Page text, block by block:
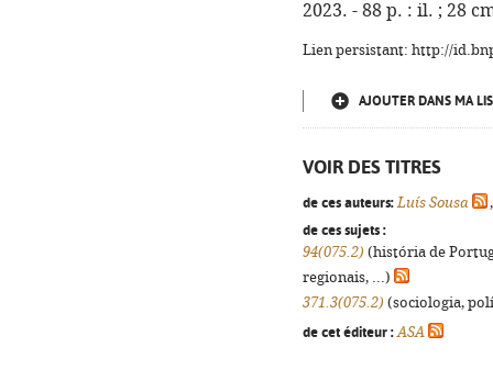
2023. - 88 p. : il. ; 28
Lien persistant: http://
AJOUTER DANS MA
VOIR DES TITRES
de ces auteurs: Luís Sousa
de ces sujets :
94(075.2) (história de
regionais, ...)
371.3(075.2) (sociologia,
de cet éditeur : ASA